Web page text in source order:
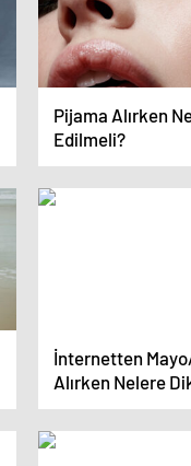
Pijama Alırken
Edilmeli?
İnternetten
Alırken Nelere